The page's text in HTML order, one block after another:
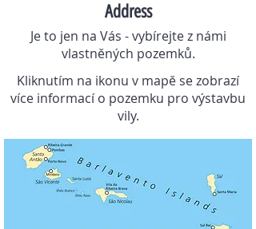
Address
Je to jen na Vás - vybírejte z námi
vlastněných pozemků.
Kliknutím na ikonu v mapě se zobrazí
více informací o pozemku pro výstavbu
vily.